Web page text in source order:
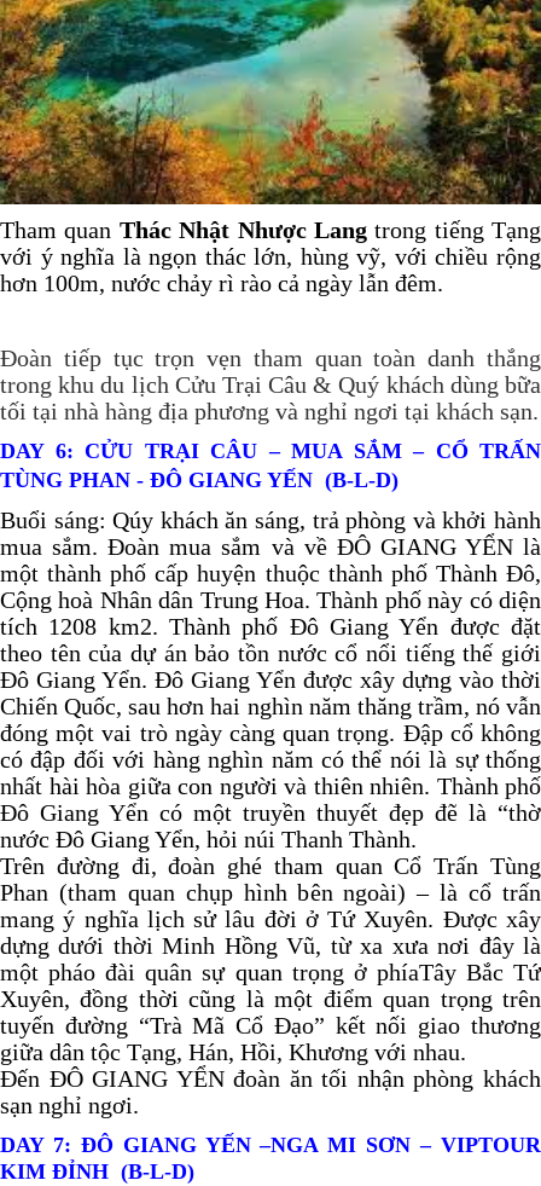
Tham quan Thác Nhật Nhược Langtrong tiếng Tạng
với ý nghĩa là ngọn thác lớn, hùng vỹ, với chiều rộng
hơn 100m, nước chảy rì rào cả ngày lẫn đêm.
Đoàn tiếp tục trọn vẹn tham quan toàn danh thắng
trong khu du lịch Cửu Trại Câu & Quý khách dùng bữa
tối tại nhà hàng địa phương và nghỉ ngơi tại khách sạn.
DAY 6: CỬU TRẠI CÂU – MUA SẮM – CỔ TRẤN
TÙNG PHAN - ĐÔ GIANG YẾN (B-L-D)
Buổi sáng: Qúy khách ăn sáng, trả phòng và khởi hành
mua sắm. Đoàn mua sắm và về ĐÔ GIANG YỂN là
một thành phố cấp huyện thuộc thành phố Thành Đô,
Cộng hoà Nhân dân Trung Hoa. Thành phố này có diện
tích 1208 km2. Thành phố Đô Giang Yển được đặt
theo tên của dự án bảo tồn nước cổ nổi tiếng thế giới
Đô Giang Yển. Đô Giang Yển được xây dựng vào thời
Chiến Quốc, sau hơn hai nghìn năm thăng trầm, nó vẫn
đóng một vai trò ngày càng quan trọng. Đập cổ không
có đập đối với hàng nghìn năm có thể nói là sự thống
nhất hài hòa giữa con người và thiên nhiên. Thành phố
Đô Giang Yển có một truyền thuyết đẹp đẽ là “thờ
nước Đô Giang Yển, hỏi núi Thanh Thành.
Trên đường đi, đoàn ghé tham quan Cổ Trấn Tùng
Phan (tham quan chụp hình bên ngoài) – là cổ trấn
mang ý nghĩa lịch sử lâu đời ở Tứ Xuyên. Được xây
dựng dưới thời Minh Hồng Vũ, từ xa xưa nơi đây là
một pháo đài quân sự quan trọng ở phíaTây Bắc Tứ
Xuyên, đồng thời cũng là một điểm quan trọng trên
tuyến đường “Trà Mã Cổ Đạo” kết nối giao thương
giữa dân tộc Tạng, Hán, Hồi, Khương với nhau.
Đến ĐÔ GIANG YỂN đoàn ăn tối nhận phòng khách
sạn nghỉ ngơi.
DAY 7: ĐÔ GIANG YẾN –NGA MI SƠN – VIPTOUR
KIM ĐỈNH (B-L-D)